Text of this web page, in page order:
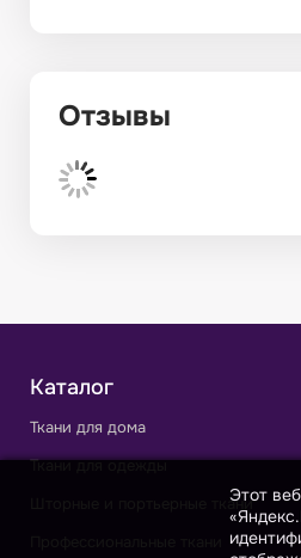
Отзывы
Каталог
Ткани для дома
Ткани для одежды
Шторные и портьерные ткани
Этот